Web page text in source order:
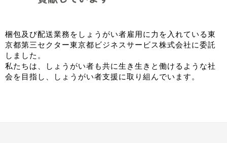
【価格改定時期】
2024年4月15日
なお、4月14日までにご予約を頂戴し、ご納品に至ってないモ
デルに関しましては、
梱包及び配送業務をしょうがい者雇用に力を入れている東
京都第三セクター東京都ビジネスサービス株式会社に委託
しました。
私たちは、しょうがい者も共に生き生きと働けるような社
会を目指し、しょうがい者支援に取り組んでいます。